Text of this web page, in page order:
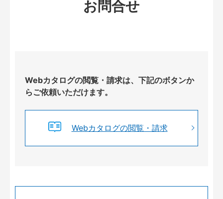
お問合せ
Webカタログの閲覧・請求は、下記のボタンか
らご依頼いただけます。
Webカタログの閲覧・請求